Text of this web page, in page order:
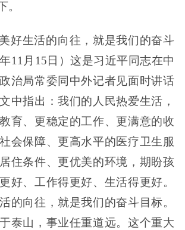
。
生活的向往，就是我们的奋斗
11月15日）这是习近平同志在中
治局常委同中外记者见面时讲话
中指出：我们的人民热爱生活，
育、更稳定的工作、更满意的收
会保障、更高水平的医疗卫生服
住条件、更优美的环境，期盼孩
好、工作得更好、生活得更好。
的向往，就是我们的奋斗目标。
泰山，事业任重道远。这个重大